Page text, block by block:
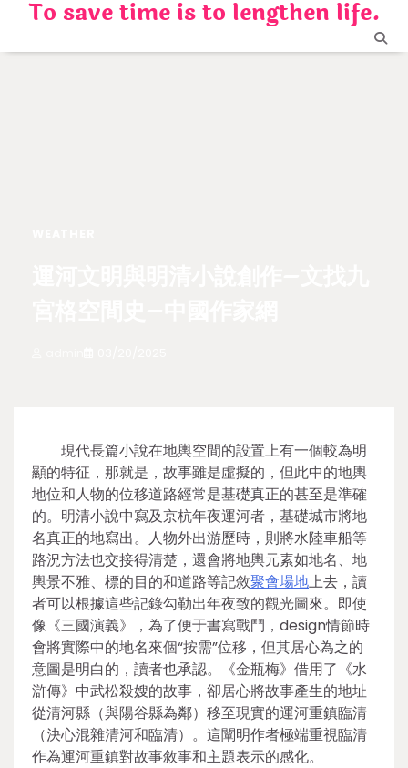
content
To save time is to lengthen life.
現代長篇小說在地輿空間的設置上有一個較為明
顯的特征，那就是，故事雖是虛擬的，但此中的地輿
地位和人物的位移道路經常是基礎真正的甚至是準確
的。明清小說中寫及京杭年夜運河者，基礎城市將地
名真正的地寫出。人物外出游歷時，則將水陸車船等
路況方法也交接得清楚，還會將地輿元素如地名、地
輿景不雅、標的目的和道路等記敘聚會場地上去，讀
者可以根據這些記錄勾勒出年夜致的觀光圖來。即使
像《三國演義》，為了便于書寫戰鬥，design情節時
會將實際中的地名來個“按需”位移，但其居心為之的
意圖是明白的，讀者也承認。《金瓶梅》借用了《水
滸傳》中武松殺嫂的故事，卻居心將故事產生的地址
從清河縣（與陽谷縣為鄰）移至現實的運河重鎮臨清
（決心混雜清河和臨清）。這闡明作者極端重視臨清
作為運河重鎮對故事敘事和主題表示的感化。